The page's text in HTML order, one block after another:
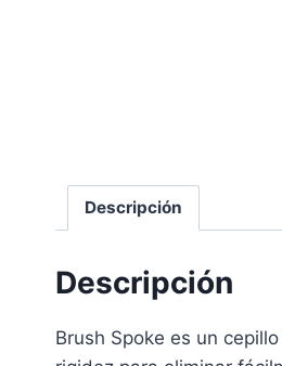
Descripción
Descripción
Brush Spoke es un